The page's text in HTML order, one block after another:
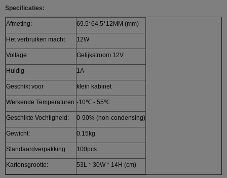
Specificaties:
Afmeting: 69.5*64.5*12MM (mm)
Het verbruiken macht 12W
Voltage Gelijkstroom 12V
Huidig 1A
Geschikt voor klein kabinet
Werkende Temperaturen:-10℃ - 55℃
Geschikte Vochtigheid: 0-90% (non-condensing)
Gewicht: 0.15kg
Standaardverpakking: 100pcs
Kartonsgrootte: 53L * 30W * 14H (cm)